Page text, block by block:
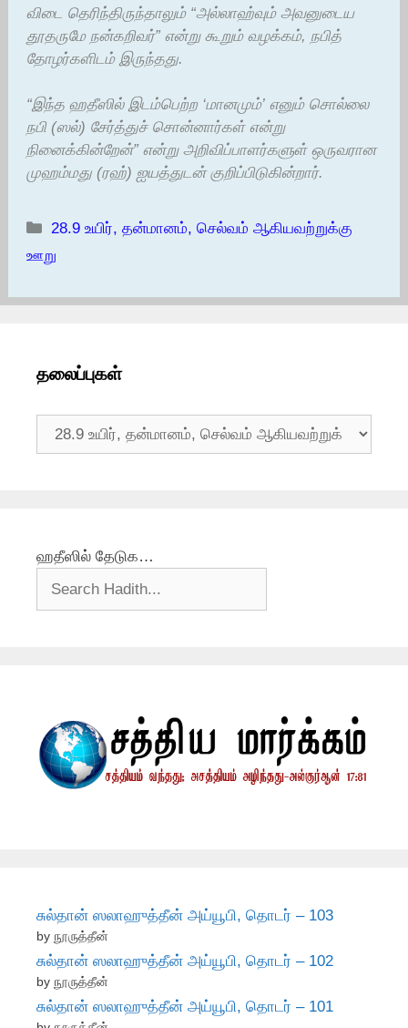
விடை தெரிந்திருந்தாலும் “அல்லாஹ்வும் அவனுடைய
தூதருமே நன்கறிவர்” என்று கூறும் வழக்கம், நபித்
தோழர்களிடம் இருந்தது.
“இந்த ஹதீஸில் இடம்பெற்ற ‘மானமும்’ எனும் சொல்லை
நபி (ஸல்) சேர்த்துச் சொன்னார்கள் என்று
நினைக்கின்றேன்” என்று அறிவிப்பாளர்களுள் ஒருவரான
முஹம்மது (ரஹ்) ஐயத்துடன் குறிப்பிடுகின்றார்.
Categories
28.9 உயிர், தன்மானம், செல்வம் ஆகியவற்றுக்கு
ஊறு
தலைப்புகள்
தலைப்புகள்
ஹதீஸில் தேடுக…
சுல்தான் ஸலாஹுத்தீன் அய்யூபி, தொடர் – 103
by நூருத்தீன்
சுல்தான் ஸலாஹுத்தீன் அய்யூபி, தொடர் – 102
by நூருத்தீன்
சுல்தான் ஸலாஹுத்தீன் அய்யூபி, தொடர் – 101